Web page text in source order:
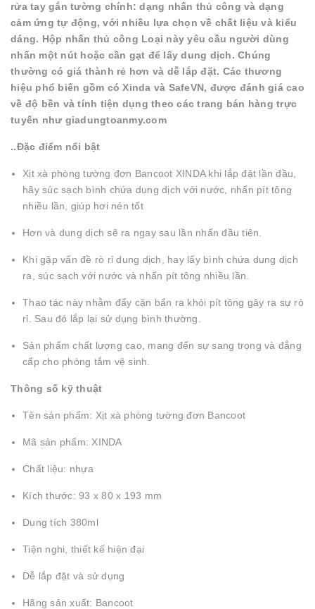
rửa tay gắn tường chính: dạng nhấn thủ công và dạng
cảm ứng tự động, với nhiều lựa chọn về chất liệu và kiểu
dáng. Hộp nhấn thủ công Loại này yêu cầu người dùng
nhấn một nút hoặc cần gạt để lấy dung dịch. Chúng
thường có giá thành rẻ hơn và dễ lắp đặt. Các thương
hiệu phổ biến gồm có Xinda và SafeVN, được đánh giá cao
về độ bền và tính tiện dụng theo các trang bán hàng trực
tuyến như giadungtoanmy.com
..Đặc điểm nổi bật
Xịt xà phòng tường đơn Bancoot XINDA khi lắp đặt lần đầu,
hãy súc sạch bình chứa dung dịch với nước, nhấn pít tông
nhiều lần, giúp hơi nén tốt
Hơn và dung dịch sẽ ra ngay sau lần nhấn đầu tiên.
Khi gặp vấn đề rò rỉ dung dịch, hay lấy bình chứa dung dịch
ra, súc sạch với nước và nhấn pít tông nhiều lần.
Thao tác này nhằm đẩy cặn bẩn ra khỏi pít tông gây ra sự rò
rỉ. Sau đó lắp lại sử dụng bình thường.
Sản phẩm chất lượng cao, mang đến sự sang trọng và đẳng
cấp cho phòng tắm vệ sinh.
Thông số kỹ thuật
Tên sản phẩm: Xịt xà phòng tường đơn Bancoot
Mã sản phẩm: XINDA
Chất liệu: nhựa
Kích thước: 93 x 80 x 193 mm
Dung tích 380ml
Tiện nghi, thiết kế hiện đại
Dễ lắp đặt và sử dụng
Hãng sản xuất: Bancoot